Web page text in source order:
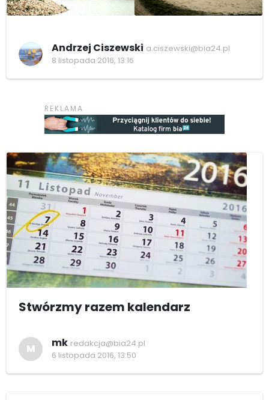
Andrzej Ciszewski a.ciszewski@bia24.pl
8 listopada 2016, 13:16
Stwórzmy razem kalendarz
M mk redakcja@bia24.pl
6 listopada 2016, 13:50